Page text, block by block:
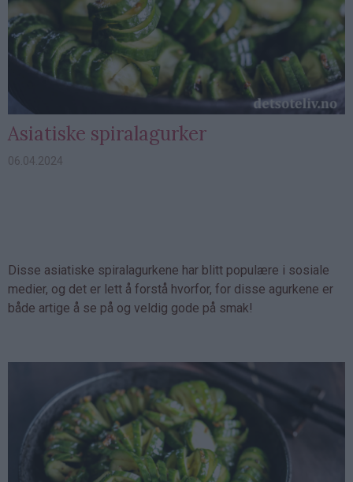
Asiatiske spiralagurker
06.04.2024
Disse asiatiske spiralagurkene har blitt populære i sosiale
medier, og det er lett å forstå hvorfor, for disse agurkene er
både artige å se på og veldig gode på smak!